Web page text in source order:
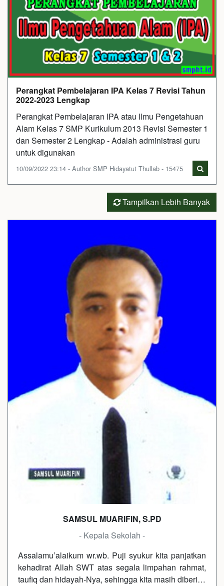
Perangkat Pembelajaran IPA Kelas 7 Revisi Tahun
2022-2023 Lengkap
Perangkat Pembelajaran IPA atau Ilmu Pengetahuan
Alam Kelas 7 SMP Kurikulum 2013 Revisi Semester 1
dan Semester 2 Lengkap - Adalah administrasi guru
untuk digunakan
10/09/2022 23:14 - Author SMP Hidayatut Thullab - 15475
Tampilkan Lebih Banyak
SAMSUL MUARIFIN, S.PD
- Kepala Sekolah -
Assalamu’alaikum wr.wb. Puji syukur kita panjatkan
kehadirat Allah SWT atas segala limpahan rahmat,
taufiq dan hidayah-Nya, sehingga kita masih diberi…